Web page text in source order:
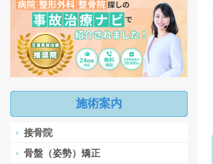
施術案内
接骨院
骨盤（姿勢）矯正